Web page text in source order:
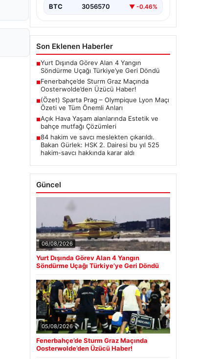
BTC 3056570 ▼ -0.46%
Son Eklenen Haberler
■Yurt Dışında Görev Alan 4 Yangın
Söndürme Uçağı Türkiye’ye Geri Döndü
■Fenerbahçe’de Sturm Graz Maçında
Oosterwolde’den Üzücü Haber!
■(Özet) Sparta Prag – Olympique Lyon Maçı
Özeti ve Tüm Önemli Anları
■Açık Hava Yaşam alanlarında Estetik ve
bahçe mutfağı Çözümleri
■84 hakim ve savcı meslekten çıkarıldı.
Bakan Gürlek: HSK 2. Dairesi bu yıl 525
hakim-savcı hakkında karar aldı
Güncel
06/08/2026
Yurt Dışında Görev Alan 4 Yangın
Söndürme Uçağı Türkiye’ye Geri Döndü
05/08/2026
Fenerbahçe’de Sturm Graz Maçında
Oosterwolde’den Üzücü Haber!